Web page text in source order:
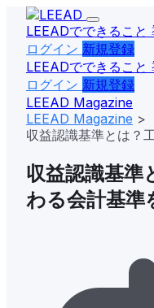
LEEADでできること
ログイン 新規登録
LEEADでできること
ログイン 新規登録
LEEAD Magazine
LEEAD Magazine >
収益認識基準とは？
収益認識基準
わる会計基準